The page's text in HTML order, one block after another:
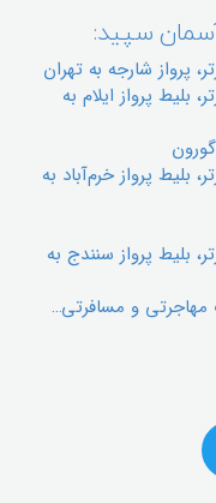
سپید:
پرواز شارجه به تهران
بليط پرواز ایلام به
بليط پرواز خرم‌آباد به
بليط پرواز سنندج به
و مسافرتی…